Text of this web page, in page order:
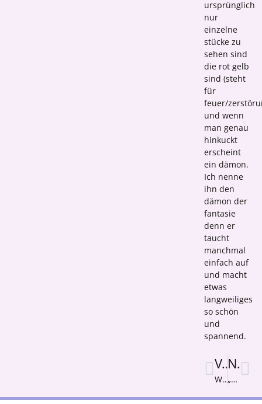
ursprünglich
nur
einzelne
stücke zu
sehen sind
die rot gelb
sind (steht
für
feuer/
und wenn
man genau
hinkuckt
erscheint
ein dämon.
Ich nenne
ihn den
dämon der
fantasie
denn er
taucht
manchmal
einfach auf
und macht
etwas
langweiliges
so schön
und
spannend.
Vorige
Wann sind wir da ?
Nächster
„Halloween im Schwarzlicht“